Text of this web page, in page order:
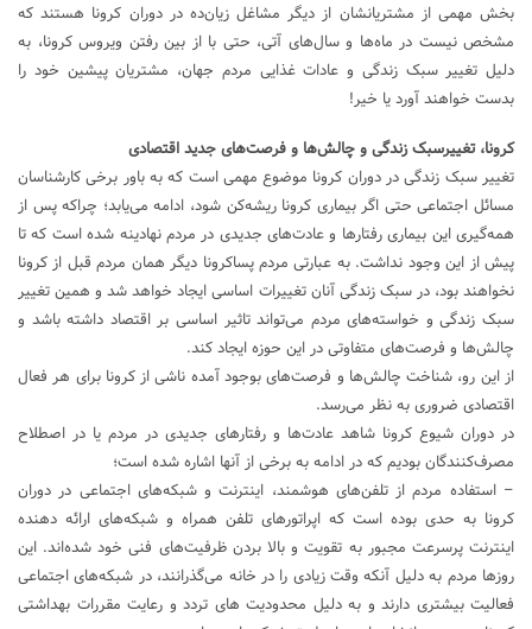
بخش مهمی از مشتریانشان از دیگر مشاغل زیان‌ده در دوران کرونا هستند که
مشخص نیست در ماه‌ها و سال‌های آتی، حتی با از بین رفتن ویروس کرونا، به
دلیل تغییر سبک زندگی و عادات غذایی مردم جهان، مشتریان پیشین خود را
بدست خواهند آورد یا خیر!
کرونا، تغییرسبک زندگی و چالش‌ها و فرصت‌های جدید اقتصادی
تغییر سبک زندگی در دوران کرونا موضوع مهمی است که به باور برخی کارشناسان
مسائل اجتماعی حتی اگر بیماری کرونا ریشه‌کن شود، ادامه می‌یابد؛ چراکه پس از
همه‌گیری این بیماری رفتارها و عادت‌های جدیدی در مردم نهادینه شده است که تا
پیش از این وجود نداشت. به عبارتی مردم پساکرونا دیگر همان مردم قبل از کرونا
نخواهند بود، در سبک زندگی آنان تغییرات اساسی ایجاد خواهد شد و همین تغییر
سبک زندگی و خواسته‌های مردم می‌تواند تاثیر اساسی بر اقتصاد داشته باشد و
چالش‌ها و فرصت‌های متفاوتی در این حوزه ایجاد کند.
از این رو، شناخت چالش‌ها و فرصت‌های بوجود آمده ناشی از کرونا برای هر فعال
اقتصادی ضروری به نظر می‌رسد.
در دوران شیوع کرونا شاهد عادت‌ها و رفتارهای جدیدی در مردم یا در اصطلاح
مصرف‌کنندگان بودیم که در ادامه به برخی از آنها اشاره شده است؛
– استفاده مردم از تلفن‌های هوشمند، اینترنت و شبکه‌های اجتماعی در دوران
کرونا به حدی بوده است که اپراتورهای تلفن همراه و شبکه‌های ارائه دهنده
اینترنت پرسرعت مجبور به تقویت و بالا بردن ظرفیت‌های فنی خود شده‌اند. این
روزها مردم به دلیل آنکه وقت زیادی را در خانه می‌گذرانند، در شبکه‌های اجتماعی
فعالیت بیشتری دارند و به دلیل محدودیت های تردد و رعایت مقررات بهداشتی